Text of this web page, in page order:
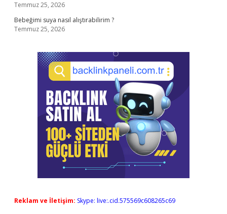
Temmuz 25, 2026
Bebeğimi suya nasıl alıştırabilirim ?
Temmuz 25, 2026
Reklam ve İletişim: Skype: live:.cid.575569c608265c69